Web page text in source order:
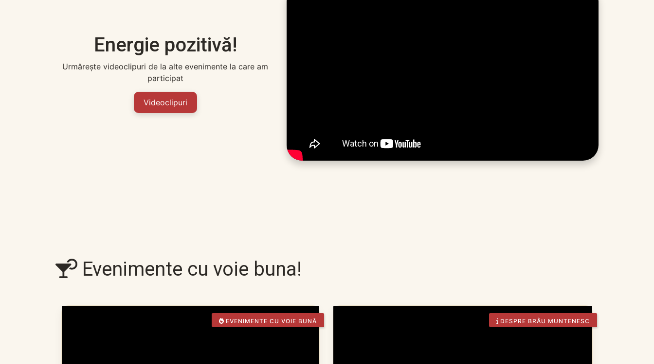
Energie pozitivă!
Urmărește videoclipuri de la alte evenimente la care am
participat
Videoclipuri
Evenimente cu voie buna!
EVENIMENTE CU VOIE BUNĂ DESPRE BRÂU MUNTENESC